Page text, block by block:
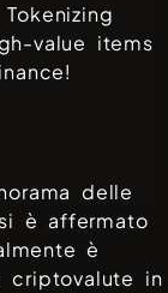
value items
delle
si è affermato
è
criptovalute in